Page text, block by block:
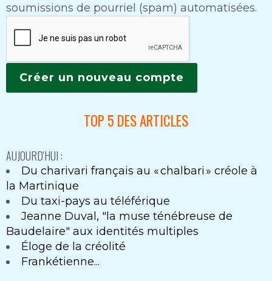
soumissions de pourriel (spam) automatisées.
TOP 5 DES ARTICLES
AUJOURD'HUI :
Du charivari français au « chalbari » créole à
la Martinique
Du taxi-pays au téléférique
Jeanne Duval, "la muse ténébreuse de
Baudelaire" aux identités multiples
Éloge de la créolité
Frankétienne...